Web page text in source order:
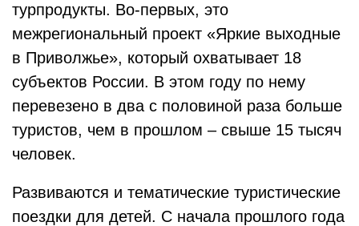
турпродукты. Во-первых, это
межрегиональный проект «Яркие выходные
в Приволжье», который охватывает 18
субъектов России. В этом году по нему
перевезено в два с половиной раза больше
туристов, чем в прошлом – свыше 15 тысяч
человек.
Развиваются и тематические туристические
поездки для детей. С начала прошлого года